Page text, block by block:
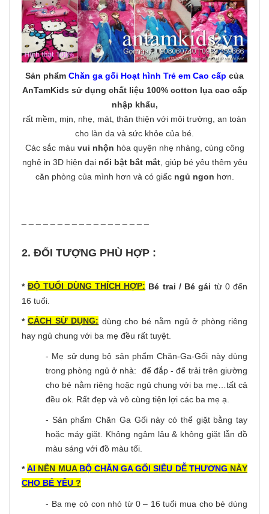
Sản phẩm Chăn ga gối Hoạt hình Trẻ em Cao cấp của
AnTamKids sử dụng chất liệu 100% cotton lụa cao cấp
nhập khẩu,
rất mềm, mịn, nhẹ, mát, thân thiện với môi trường, an toàn
cho làn da và sức khỏe của bé.
Các sắc màu vui nhộn hòa quyện nhẹ nhàng, cùng công
nghệ in 3D hiện đại nổi bật bắt mắt, giúp bé yêu thêm yêu
căn phòng của mình hơn và có giấc ngủ ngon hơn.
2. ĐỐI TƯỢNG PHÙ HỢP :
*ĐỘ TUỔI DÙNG THÍCH HỢP: Bé trai / Bé gái từ 0 đến
16 tuổi.
*CÁCH SỪ DỤNG: dùng cho bé nằm ngủ ở phòng riêng
hay ngủ chung với ba mẹ đều rất tuyệt.
- Mẹ sử dụng bộ sản phẩm Chăn-Ga-Gối này dùng
trong phòng ngủ ở nhà: để đắp - để trải trên giường
cho bé nằm riêng hoặc ngủ chung với ba mẹ…tất cả
đều ok. Rất đẹp và vô cùng tiện lợi các ba mẹ ạ.
- Sản phẩm Chăn Ga Gối này có thể giặt bằng tay
hoặc máy giặt. Không ngâm lâu & không giặt lẫn đồ
màu sáng với đồ màu tối.
*AI NÊN MUA BỘ CHĂN GA GỐI SIÊU DỄ THƯƠNG NÀY
CHO BÉ YÊU ?
- Ba mẹ có con nhỏ từ 0 – 16 tuổi mua cho bé dùng